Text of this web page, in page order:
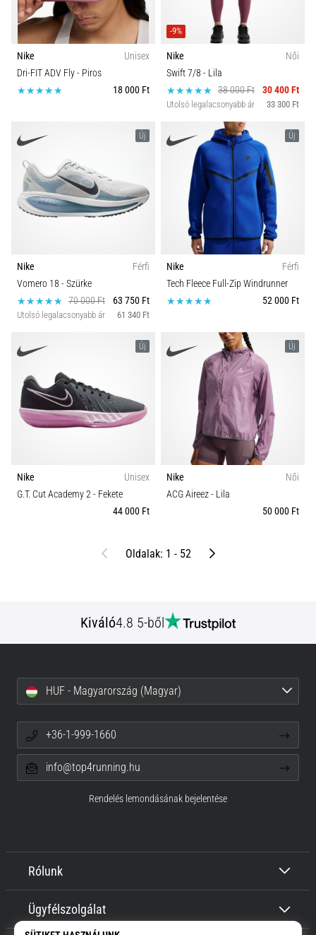
Nike
Unisex
Dri-FIT ADV Fly- Piros
18 000 Ft
-9%
Nike
Női
Swift 7/8 - Lila
38 000 Ft
30 400 Ft
Utolsó legalacsonyabb ár 33 300 Ft
Új
Nike
Férfi
Vomero 18 - Szürke
70 000 Ft
63 750 Ft
Utolsó legalacsonyabb ár 61 340 Ft
Új
Nike
Férfi
Tech Fleece Full-Zip Windrunner
52 000 Ft
Új
Nike
Unisex
G.T. Cut Academy 2- Fekete
44 000 Ft
Új
Nike
Női
ACG Aireez- Lila
50 000 Ft
Előző Oldalak: 1 - 52 Következő
Kiváló4.8 5-ből
Rólunk
Ügyfélszolgálat
HUF - Magyarország (Magyar)
+36-1-999-1660
info@top4running.hu
Rendelés lemondásának bejelentése